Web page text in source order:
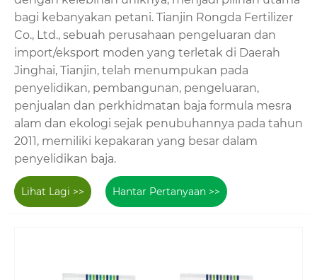
bagi kebanyakan petani. Tianjin Rongda Fertilizer
Co., Ltd., sebuah perusahaan pengeluaran dan
import/eksport moden yang terletak di Daerah
Jinghai, Tianjin, telah menumpukan pada
penyelidikan, pembangunan, pengeluaran,
penjualan dan perkhidmatan baja formula mesra
alam dan ekologi sejak penubuhannya pada tahun
2011, memiliki kepakaran yang besar dalam
penyelidikan baja.
Lihat Lagi >> Hantar Pertanyaan >>